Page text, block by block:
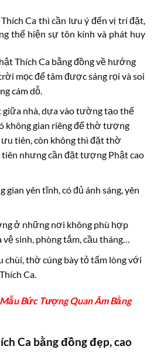
Ca thì cần lưu ý đến vị trí đặt,
thể hiện sự tôn kính và phát huy
Thích Ca bằng đồng về hướng
mọc để tâm được sáng rọi và soi
cám dỗ.
nhà, dựa vào tường tạo thế
không gian riêng để thờ tượng
tiên, còn không thì đặt thờ
nhưng cần đặt tượng Phật cao
gian yên tĩnh, có đủ ánh sáng, yên
ở những nơi không phù hợp
vệ sinh, phòng tắm, cầu tháng…
chùi, thờ cúng bày tỏ tấm lòng với
Ca.
Bức Tượng Quan Âm Bằng
Ca bằng đồng đẹp, cao